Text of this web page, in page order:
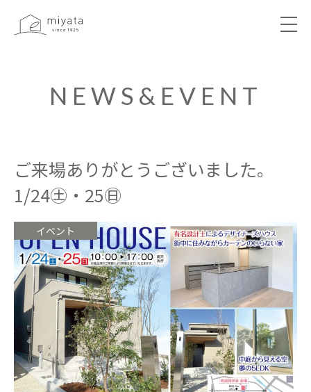
WORKS
VOICE
LIBRARY
COMPANY
INVESTMENT
CONDOMINIUM
NEWS&EVENT
ご来場ありがとうございました。
1/24㊏・25㊐
イベント